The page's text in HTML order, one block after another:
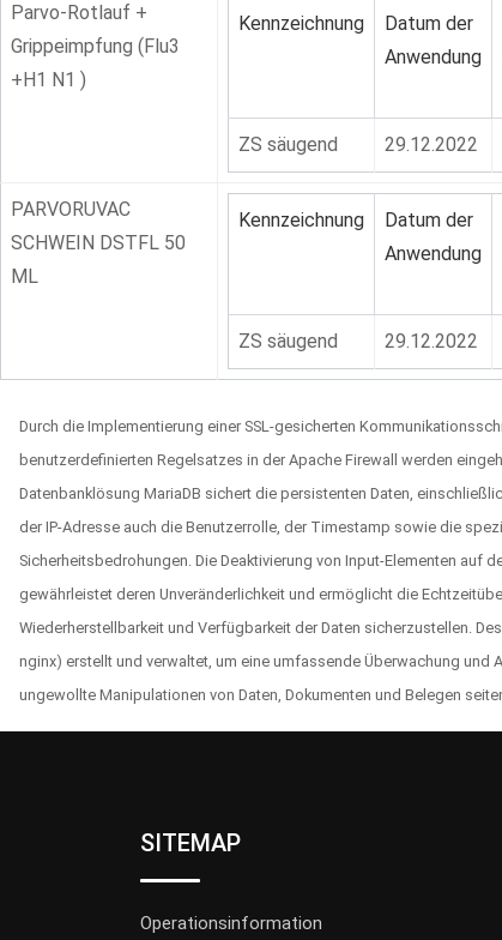
Parvo-Rotlauf +
Grippeimpfung (Flu3
+H1 N1 )
Kennzeichnung
Datum der
Anwendung
ZS säugend 29.12.2022
PARVORUVAC
SCHWEIN DSTFL 50
ML
Kennzeichnung
Datum der
Anwendung
ZS säugend 29.12.2022
Durch die Implementierung einer SSL-gesicherten
benutzerdefinierten Regelsatzes in der Apache Firewall werden
Datenbanklösung MariaDB sichert die persistenten Daten,
der IP-Adresse auch die Benutzerrolle, der Timestamp sowie die
Sicherheitsbedrohungen. Die Deaktivierung von Input-Elementen auf
gewährleistet deren Unveränderlichkeit und ermöglicht die
Wiederherstellbarkeit und Verfügbarkeit der Daten sicherzustellen.
nginx) erstellt und verwaltet, um eine umfassende Überwachung und
ungewollte Manipulationen von Daten, Dokumenten und Belegen
SITEMAP
Operationsinformation